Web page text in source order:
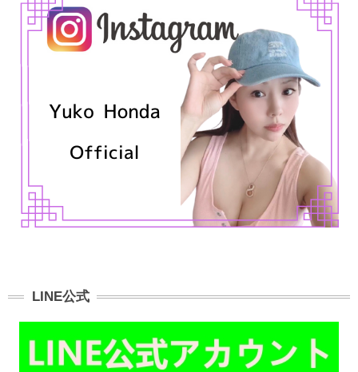
LINE公式